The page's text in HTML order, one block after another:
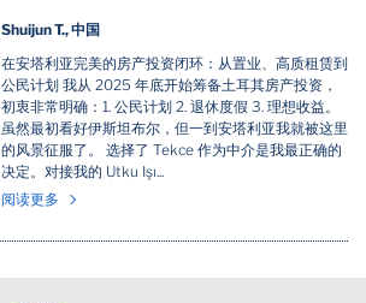
Shuijun T., 中国
在安塔利亚完美的房产投资闭环：从置业、高质租赁到
公民计划 我从 2025 年底开始筹备土耳其房产投资，
初衷非常明确：1. 公民计划 2. 退休度假 3. 理想收益。
虽然最初看好伊斯坦布尔，但一到安塔利亚我就被这里
的风景征服了。 选择了 Tekce 作为中介是我最正确的
决定。对接我的 Utku Işı...
阅读更多